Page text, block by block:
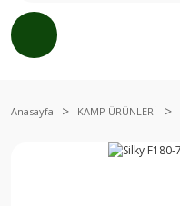
Anasayfa KAMP ÜRÜNLERİ